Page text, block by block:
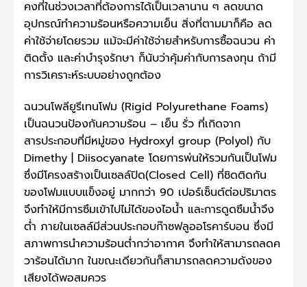
คงที่ในช่วงเวลาที่ต้องการได้เป็นเวลานาน ๆ ลดขนาด
อุปกรณ์ทำความร้อนหรือความเย็น สิ่งที่ตามมาก็คือ ลด
ค่าใช้จ่ายโดยรวม แม้จะมีค่าใช้จ่ายสำหรับการซื้อฉนวน ค่า
ติดตั้ง และค่าบำรุงรักษา ก็นับว่าคุ้มค่ากับการลงทุน ถ้ามี
การวิเคราะห์ระบบอย่างถูกต้อง
ฉนวนโพลียูรีเทนโฟม (Rigid Polyurethane Foams)
เป็นฉนวนป้องกันความร้อน – เย็น รั่ว ที่เกิดจาก
สารประกอบที่มีหมู่ของ Hydroxyl group (Polyol) กับ
Dimethy | Diisocyanate โดยการพ่นให้รวมกันเป็นโฟม
ซึ่งมีโครงสร้างเป็นเซลล์ปิด(Closed Cell) ที่ชิดติดกัน
ของโฟมแบบแข็งอยู่ มากกว่า 90 เปอร์เซ็นต์ต่อปริมาตร
จึงทำให้มีการซึมเข้าไปไม่ได้ของไอน้ำ และการดูดซึมน้ำจึง
ต่ำ ภายในเซลล์มีส่วนประกอบก๊าซฟลูออโรคาร์บอน ซึ่งมี
สภาพการนำความร้อนต่ำกว่าอากาศ จึงทำให้สามารถลดค
วาร้อนได้มาก ในขณะเดียวกันก็สามารถลดความดังของ
เสียงได้พอสมควร